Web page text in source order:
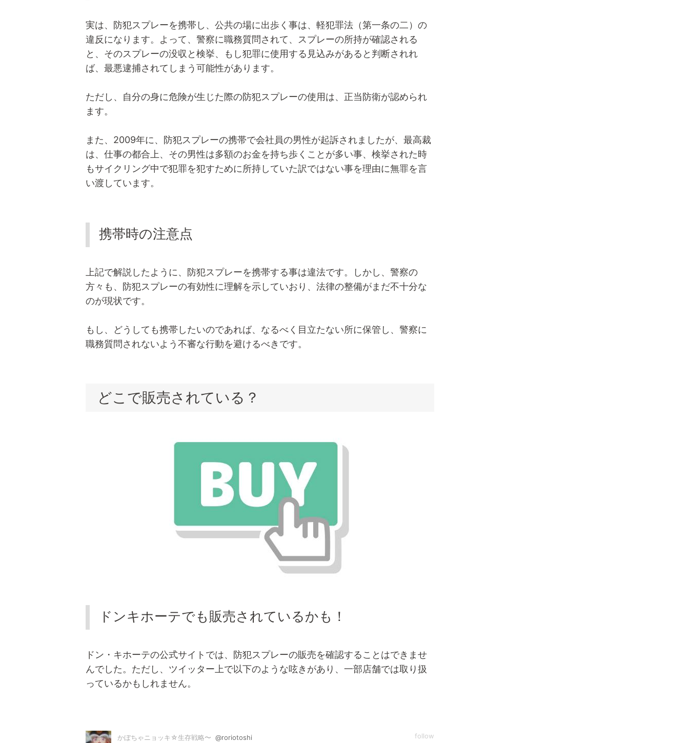
実は、防犯スプレーを携帯し、公共の場に出歩く事は、軽犯罪法（第一条の二）の
違反になります。よって、警察に職務質問されて、スプレーの所持が確認される
と、そのスプレーの没収と検挙、もし犯罪に使用する見込みがあると判断されれ
ば、最悪逮捕されてしまう可能性があります。
ただし、自分の身に危険が生じた際の防犯スプレーの使用は、正当防衛が認められ
ます。
また、2009年に、防犯スプレーの携帯で会社員の男性が起訴されましたが、最高裁
は、仕事の都合上、その男性は多額のお金を持ち歩くことが多い事、検挙された時
もサイクリング中で犯罪を犯すために所持していた訳ではない事を理由に無罪を言
い渡しています。
携帯時の注意点
上記で解説したように、防犯スプレーを携帯する事は違法です。しかし、警察の
方々も、防犯スプレーの有効性に理解を示していおり、法律の整備がまだ不十分な
のが現状です。
もし、どうしても携帯したいのであれば、なるべく目立たない所に保管し、警察に
職務質問されないよう不審な行動を避けるべきです。
どこで販売されている？
ドンキホーテでも販売されているかも！
ドン・キホーテの公式サイトでは、防犯スプレーの販売を確認することはできませ
んでした。ただし、ツイッター上で以下のような呟きがあり、一部店舗では取り扱
っているかもしれません。
かぼちゃニョッキ☆生存戦略〜 @roriotoshi follow